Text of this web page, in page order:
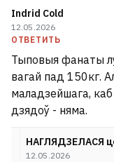
Indrid Cold
12.05.2026
ОТВЕТИТЬ
Тыповыя фанаты
вагай пад 150кг.
маладзейшага,
дзядоў - няма.
НАГЛЯДЗЕЛАСЯ
12.05.2026